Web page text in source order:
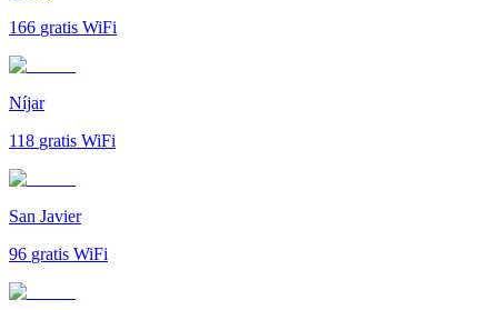
166 gratis WiFi
Níjar
118 gratis WiFi
San Javier
96 gratis WiFi